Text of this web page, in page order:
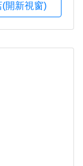
(開新視窗)